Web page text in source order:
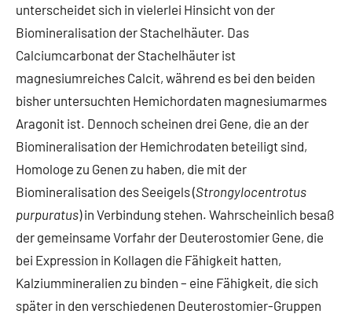
unterscheidet sich in vielerlei Hinsicht von der
Biomineralisation der Stachelhäuter. Das
Calciumcarbonat der Stachelhäuter ist
magnesiumreiches Calcit, während es bei den beiden
bisher untersuchten Hemichordaten magnesiumarmes
Aragonit ist. Dennoch scheinen drei Gene, die an der
Biomineralisation der Hemichrodaten beteiligt sind,
Homologe zu Genen zu haben, die mit der
Biomineralisation des Seeigels (Strongylocentrotus
purpuratus) in Verbindung stehen. Wahrscheinlich besaß
der gemeinsame Vorfahr der Deuterostomier Gene, die
bei Expression in Kollagen die Fähigkeit hatten,
Kalziummineralien zu binden – eine Fähigkeit, die sich
später in den verschiedenen Deuterostomier-Gruppen